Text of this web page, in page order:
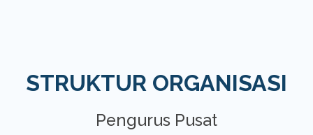
STRUKTUR ORGANISASI
Pengurus Pusat